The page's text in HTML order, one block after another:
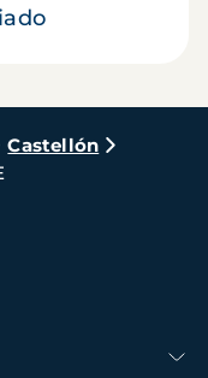
Castellón